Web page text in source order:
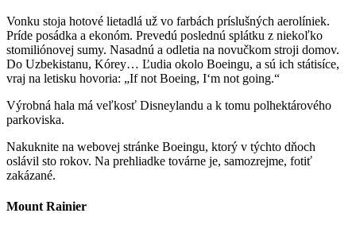
Vonku stoja hotové lietadlá už vo farbách príslušných aerolíniek.
Príde posádka a ekonóm. Prevedú poslednú splátku z niekoľko
stomiliónovej sumy. Nasadnú a odletia na novučkom stroji domov.
Do Uzbekistanu, Kórey… Ľudia okolo Boeingu, a sú ich státisíce,
vraj na letisku hovoria: „If not Boeing, I‘m not going.“
Výrobná hala má veľkosť Disneylandu a k tomu polhektárového
parkoviska.
Nakuknite na webovej stránke Boeingu, ktorý v týchto dňoch
oslávil sto rokov. Na prehliadke továrne je, samozrejme, fotiť
zakázané.
Mount Rainier